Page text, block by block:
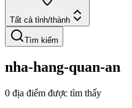
Tất cả tỉnh/thành
Tìm kiếm
nha-hang-quan-an
0 địa điểm được tìm thấy